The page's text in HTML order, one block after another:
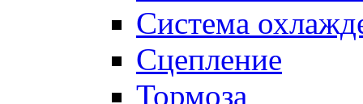
Система
Сцепление
Тормоза